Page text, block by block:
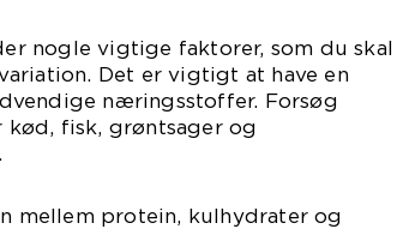
nogle vigtige faktorer, som du skal
Det er vigtigt at have en
næringsstoffer. Forsøg
fisk, grøntsager og
mellem protein, kulhydrater og